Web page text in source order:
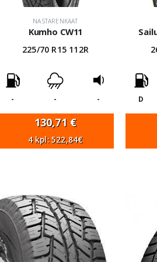
NASTARENKAAT
Kumho CW11
225/70 R15 112R
- - -
130,71 €
4 kpl: 522,84€
D